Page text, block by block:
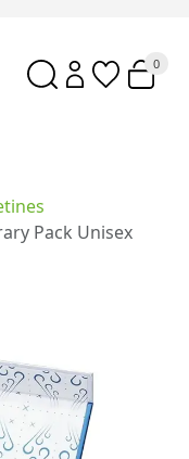
0
Pack Unisex